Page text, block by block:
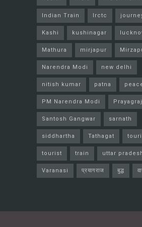
Indian Train Irctc
Kashi kushinagar
Mathura mirjapur
Narendra Modi new delhi
nitish kumar patna
PM Narendra Modi Prayagraj
Santosh Gangwar sarnath
siddhartha Tathagat
tourist train uttar
Varanasi प्रयागराज बुद्ध